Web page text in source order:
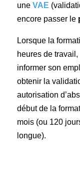
une VAE
encore passer le
Lorsque la
heures de travail,
informer son
obtenir la
autorisation
début de la
mois (ou 120
longue).